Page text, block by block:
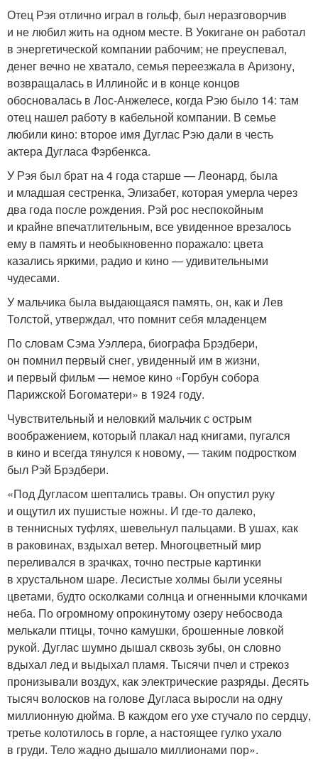
Отец Рэя отлично играл в гольф, был неразговорчив
и не любил жить на одном месте. В Уокигане он работал
в энергетической компании рабочим; не преуспевал,
денег вечно не хватало, семья переезжала в Аризону,
возвращалась в Иллинойс и в конце концов
обосновалась в Лос-Анжелесе, когда Рэю было 14: там
отец нашел работу в кабельной компании. В семье
любили кино: второе имя Дуглас Рэю дали в честь
актера Дугласа Фэрбенкса.
У Рэя был брат на 4 года старше — Леонард, была
и младшая сестренка, Элизабет, которая умерла через
два года после рождения. Рэй рос неспокойным
и крайне впечатлительным, все увиденное врезалось
ему в память и необыкновенно поражало: цвета
казались яркими, радио и кино — удивительными
чудесами.
У мальчика была выдающаяся память, он, как и Лев
Толстой, утверждал, что помнит себя младенцем
По словам Сэма Уэллера, биографа Брэдбери,
он помнил первый снег, увиденный им в жизни,
и первый фильм — немое кино «Горбун собора
Парижской Богоматери» в 1924 году.
Чувствительный и неловкий мальчик с острым
воображением, который плакал над книгами, пугался
в кино и всегда тянулся к новому, — таким подростком
был Рэй Брэдбери.
«Под Дугласом шептались травы. Он опустил руку
и ощутил их пушистые ножны. И где-то далеко,
в теннисных туфлях, шевельнул пальцами. В ушах, как
в раковинах, вздыхал ветер. Многоцветный мир
переливался в зрачках, точно пестрые картинки
в хрустальном шаре. Лесистые холмы были усеяны
цветами, будто осколками солнца и огненными клочками
неба. По огромному опрокинутому озеру небосвода
мелькали птицы, точно камушки, брошенные ловкой
рукой. Дуглас шумно дышал сквозь зубы, он словно
вдыхал лед и выдыхал пламя. Тысячи пчел и стрекоз
пронизывали воздух, как электрические разряды. Десять
тысяч волосков на голове Дугласа выросли на одну
миллионную дюйма. В каждом его ухе стучало по сердцу,
третье колотилось в горле, а настоящее гулко ухало
в груди. Тело жадно дышало миллионами пор».